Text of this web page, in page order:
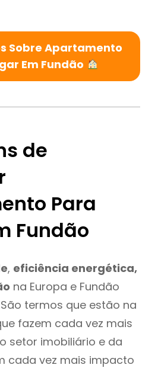
Sobre Apartamento
Em Fundão
de
Para
Fundão
, eficiência energética,
na Europa e Fundão
termos que estão na
fazem cada vez mais
setor imobiliário e da
cada vez mais impacto